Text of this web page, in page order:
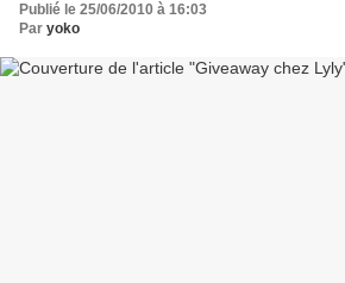
Publié le 25/06/2010 à 16:03
Par yoko